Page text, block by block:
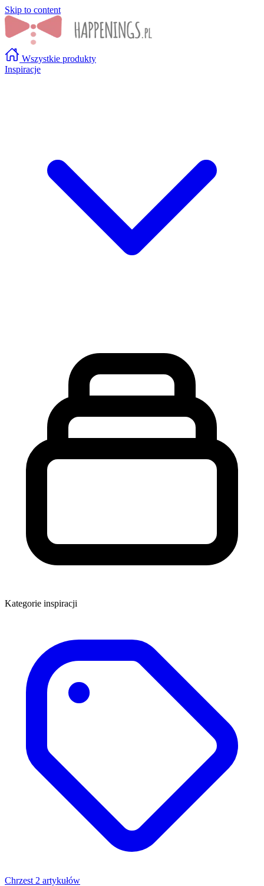
Skip to content
Wszystkie produkty
Inspiracje
Kategorie inspiracji
Chrzest 2 artykułów